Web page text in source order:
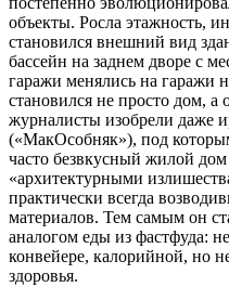
объекты. Росла этажность,
становился внешний вид
бассейн на заднем дворе с
гаражи менялись на
становился не просто дом, а
журналисты изобрели даже
(«МакОсобняк»), под
часто безвкусный жилой дом
«архитектурными
практически всегда
материалов. Тем самым он
аналогом еды из фастфуда:
конвейере, калорийной, но
здоровья.